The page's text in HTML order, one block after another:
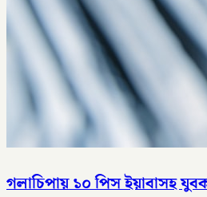
গলাচিপায় ১০ পিস ইয়াবাসহ যুবক